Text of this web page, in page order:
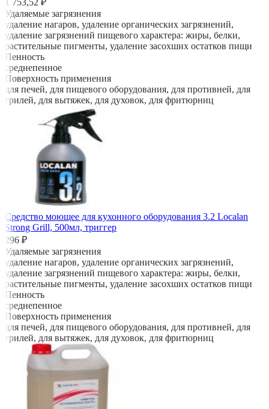
1 753,52 ₽
Удаляемые загрязнения
удаление нагаров, удаление органических загрязнений,
удаление загрязнений пищевого характера: жиры, белки,
растительные пигменты, удаление засохших остатков пищи
Пенность
среднепенное
Поверхность применения
для печей, для пищевого оборудования, для противней, для
грилей, для вытяжек, для духовок, для фритюрниц
Средство моющее для кухонного оборудования 3.2 Localan
Strong Grill, 500мл, триггер
296 ₽
Удаляемые загрязнения
удаление нагаров, удаление органических загрязнений,
удаление загрязнений пищевого характера: жиры, белки,
растительные пигменты, удаление засохших остатков пищи
Пенность
среднепенное
Поверхность применения
для печей, для пищевого оборудования, для противней, для
грилей, для вытяжек, для духовок, для фритюрниц